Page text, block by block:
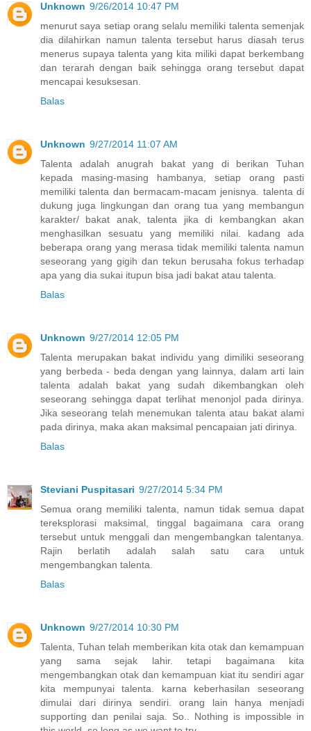
Unknown 9/26/2014 10:47 PM
menurut saya setiap orang selalu memiliki talenta semenjak
dia dilahirkan namun talenta tersebut harus diasah terus
menerus supaya talenta yang kita miliki dapat berkembang
dan terarah dengan baik sehingga orang tersebut dapat
mencapai kesuksesan.
Balas
Unknown 9/27/2014 11:07 AM
Talenta adalah anugrah bakat yang di berikan Tuhan
kepada masing-masing hambanya, setiap orang pasti
memiliki talenta dan bermacam-macam jenisnya. talenta di
dukung juga lingkungan dan orang tua yang membangun
karakter/ bakat anak, talenta jika di kembangkan akan
menghasilkan sesuatu yang memiliki nilai. kadang ada
beberapa orang yang merasa tidak memiliki talenta namun
seseorang yang gigih dan tekun berusaha fokus terhadap
apa yang dia sukai itupun bisa jadi bakat atau talenta.
Balas
Unknown 9/27/2014 12:05 PM
Talenta merupakan bakat individu yang dimiliki seseorang
yang berbeda - beda dengan yang lainnya, dalam arti lain
talenta adalah bakat yang sudah dikembangkan oleh
seseorang sehingga dapat terlihat menonjol pada dirinya.
Jika seseorang telah menemukan talenta atau bakat alami
pada dirinya, maka akan maksimal pencapaian jati dirinya.
Balas
Steviani Puspitasari 9/27/2014 5:34 PM
Semua orang memiliki talenta, namun tidak semua dapat
tereksplorasi maksimal, tinggal bagaimana cara orang
tersebut untuk menggali dan mengembangkan talentanya.
Rajin berlatih adalah salah satu cara untuk
mengembangkan talenta.
Balas
Unknown 9/27/2014 10:30 PM
Talenta, Tuhan telah memberikan kita otak dan kemampuan
yang sama sejak lahir. tetapi bagaimana kita
mengembangkan otak dan kemampuan kiat itu sendiri agar
kita mempunyai talenta. karna keberhasilan seseorang
dimulai dari dirinya sendiri. orang lain hanya menjadi
supporting dan penilai saja. So.. Nothing is impossible in